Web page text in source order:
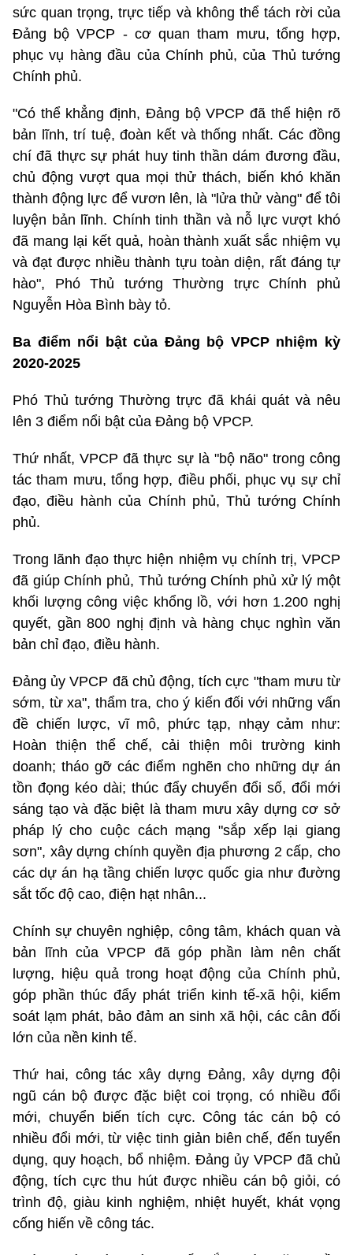
sức quan trọng, trực tiếp và không thể tách rời của
Đảng bộ VPCP - cơ quan tham mưu, tổng hợp,
phục vụ hàng đầu của Chính phủ, của Thủ tướng
Chính phủ.
"Có thể khẳng định, Đảng bộ VPCP đã thể hiện rõ
bản lĩnh, trí tuệ, đoàn kết và thống nhất. Các đồng
chí đã thực sự phát huy tinh thần dám đương đầu,
chủ động vượt qua mọi thử thách, biến khó khăn
thành động lực để vươn lên, là "lửa thử vàng" để tôi
luyện bản lĩnh. Chính tinh thần và nỗ lực vượt khó
đã mang lại kết quả, hoàn thành xuất sắc nhiệm vụ
và đạt được nhiều thành tựu toàn diện, rất đáng tự
hào", Phó Thủ tướng Thường trực Chính phủ
Nguyễn Hòa Bình bày tỏ.
Ba điểm nổi bật của Đảng bộ VPCP nhiệm kỳ
2020-2025
Phó Thủ tướng Thường trực đã khái quát và nêu
lên 3 điểm nổi bật của Đảng bộ VPCP.
Thứ nhất, VPCP đã thực sự là "bộ não" trong công
tác tham mưu, tổng hợp, điều phối, phục vụ sự chỉ
đạo, điều hành của Chính phủ, Thủ tướng Chính
phủ.
Trong lãnh đạo thực hiện nhiệm vụ chính trị, VPCP
đã giúp Chính phủ, Thủ tướng Chính phủ xử lý một
khối lượng công việc khổng lồ, với hơn 1.200 nghị
quyết, gần 800 nghị định và hàng chục nghìn văn
bản chỉ đạo, điều hành.
Đảng ủy VPCP đã chủ động, tích cực "tham mưu từ
sớm, từ xa", thẩm tra, cho ý kiến đối với những vấn
đề chiến lược, vĩ mô, phức tạp, nhạy cảm như:
Hoàn thiện thể chế, cải thiện môi trường kinh
doanh; tháo gỡ các điểm nghẽn cho những dự án
tồn đọng kéo dài; thúc đẩy chuyển đổi số, đổi mới
sáng tạo và đặc biệt là tham mưu xây dựng cơ sở
pháp lý cho cuộc cách mạng "sắp xếp lại giang
sơn", xây dựng chính quyền địa phương 2 cấp, cho
các dự án hạ tầng chiến lược quốc gia như đường
sắt tốc độ cao, điện hạt nhân...
Chính sự chuyên nghiệp, công tâm, khách quan và
bản lĩnh của VPCP đã góp phần làm nên chất
lượng, hiệu quả trong hoạt động của Chính phủ,
góp phần thúc đẩy phát triển kinh tế-xã hội, kiểm
soát lạm phát, bảo đảm an sinh xã hội, các cân đối
lớn của nền kinh tế.
Thứ hai, công tác xây dựng Đảng, xây dựng đội
ngũ cán bộ được đặc biệt coi trọng, có nhiều đổi
mới, chuyển biến tích cực. Công tác cán bộ có
nhiều đổi mới, từ việc tinh giản biên chế, đến tuyển
dụng, quy hoạch, bổ nhiệm. Đảng ủy VPCP đã chủ
động, tích cực thu hút được nhiều cán bộ giỏi, có
trình độ, giàu kinh nghiệm, nhiệt huyết, khát vọng
cống hiến về công tác.